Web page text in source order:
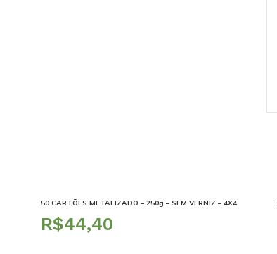
50 CARTÕES METALIZADO – 250g – SEM VERNIZ – 4X4
R$